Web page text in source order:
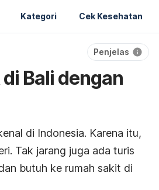
Kategori Cek Kesehatan
Penjelas
Bali dengan
di Indonesia. Karena itu,
Tak jarang juga ada turis
butuh ke rumah sakit di